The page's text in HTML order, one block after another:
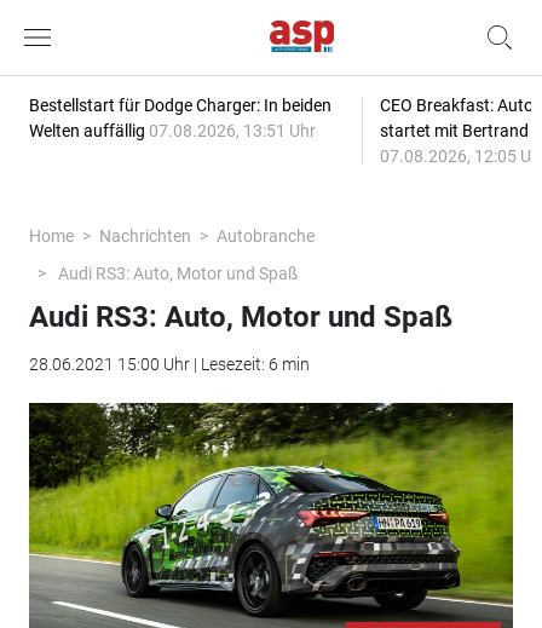
Bestellstart für Dodge Charger: In beiden
Welten auffällig 07.08.2026, 13:51 Uhr
CEO Breakfast:
startet mit Bertrand
07.08.2026, 12:05
Home Nachrichten
Autobranche
Audi RS3: Auto, Motor und Spaß
Audi RS3: Auto, Motor und Spaß
28.06.2021 15:00 Uhr | Lesezeit: 6 min